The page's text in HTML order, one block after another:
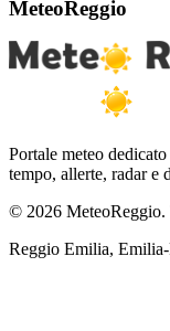
MeteoReggio
Portale meteo
tempo, allerte, radar e
© 2026
Reggio Emilia,